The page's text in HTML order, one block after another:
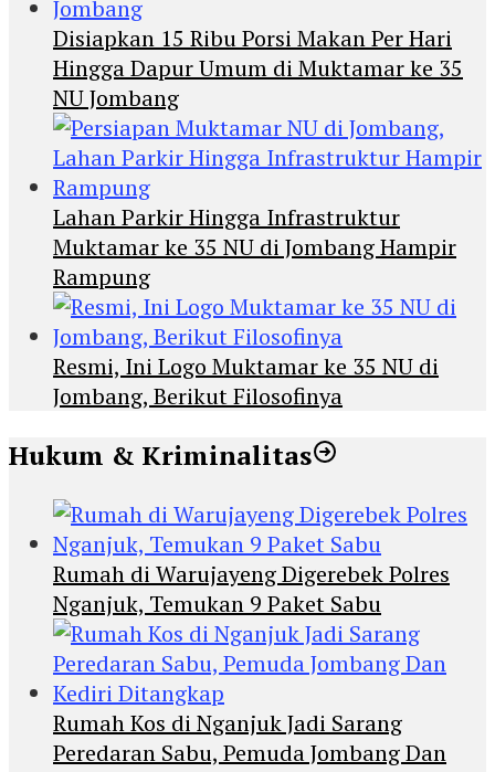
Disiapkan 15 Ribu Porsi Makan Per Hari
Hingga Dapur Umum di Muktamar ke 35
NU Jombang
Lahan Parkir Hingga Infrastruktur
Muktamar ke 35 NU di Jombang Hampir
Rampung
Resmi, Ini Logo Muktamar ke 35 NU di
Jombang, Berikut Filosofinya
Hukum & Kriminalitas
Rumah di Warujayeng Digerebek Polres
Nganjuk, Temukan 9 Paket Sabu
Rumah Kos di Nganjuk Jadi Sarang
Peredaran Sabu, Pemuda Jombang Dan